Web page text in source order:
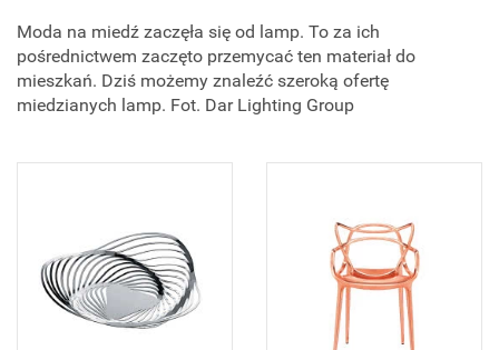
Moda na miedź zaczęła się od lamp. To za ich
pośrednictwem zaczęto przemycać ten materiał do
mieszkań. Dziś możemy znaleźć szeroką ofertę
miedzianych lamp. Fot. Dar Lighting Group